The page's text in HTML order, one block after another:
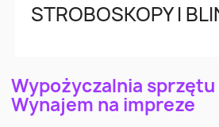
STROBOSKOPY I
Wypożyczalnia sprzętu
Wynajem na impreze